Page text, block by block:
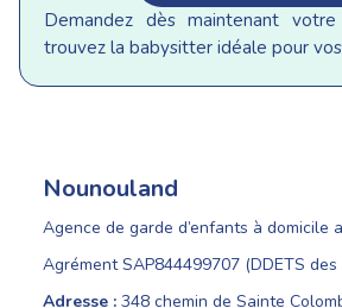
Demandez dès maintenant
trouvez la babysitter idéale pour
Nounouland
Agence de garde d’enfants à domicile
Agrément SAP844499707 (DDETS
Adresse : 348 chemin de Sainte